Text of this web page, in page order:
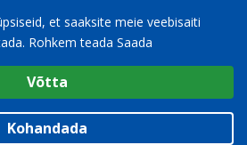
(+372) 65 000 21
et saaksite meie veebisaiti
Rohkem teada Saada
Võtta
Kohandada